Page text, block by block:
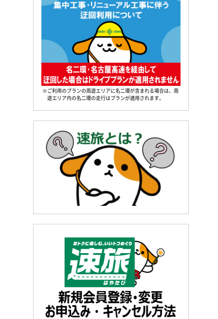
※ご利用のプランの周遊エリアに名二環が含まれる場合は、周
遊エリア内の名二環の走行はプランが適用されます。